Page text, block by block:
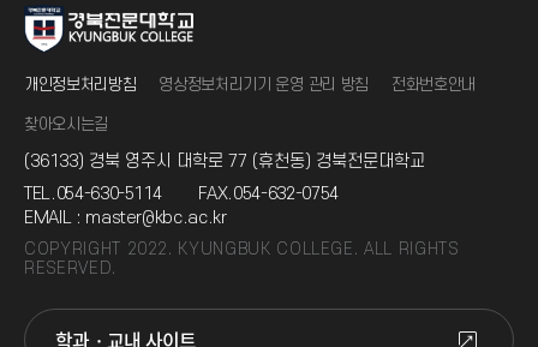
개인정보처리방침 영상정보처리기기 운영 관리 방침 전화번호안내
찾아오시는길
(36133) 경북 영주시 대학로 77 (휴천동) 경북전문대학교
TEL.054-630-5114 FAX.054-632-0754
EMAIL : master@kbc.ac.kr
COPYRIGHT 2022. KYUNGBUK COLLEGE. ALL RIGHTS
RESERVED.
학과 · 교내 사이트